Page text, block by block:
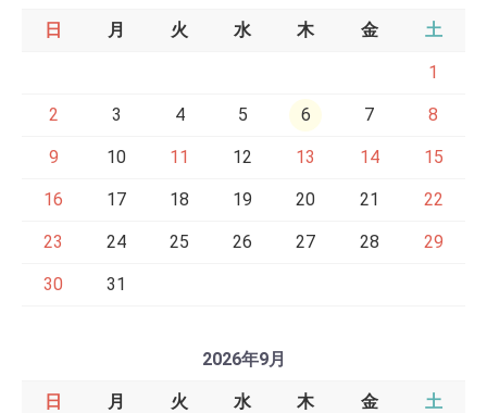
日 月 火 水 木 金 土
1
2 3 4 5 6 7 8
9 10 11 12 13 14 15
16 17 18 19 20 21 22
23 24 25 26 27 28 29
30 31
2026年9月
日 月 火 水 木 金 土